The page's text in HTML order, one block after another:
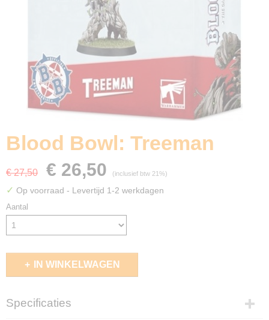
Blood Bowl: Treeman
€ 27,50 € 26,50 (inclusief btw 21%)
✓ Op voorraad - Levertijd 1-2 werkdagen
Aantal
IN WINKELWAGEN
Specificaties